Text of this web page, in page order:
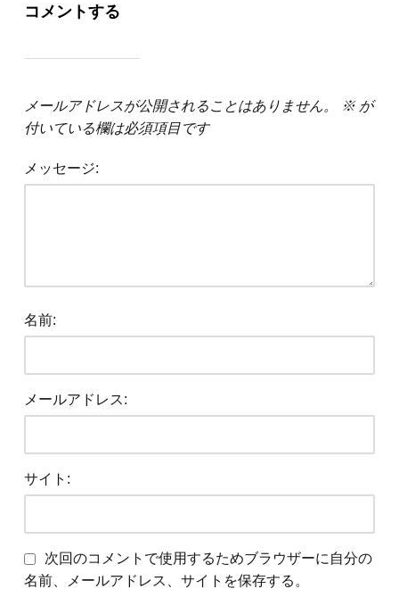
コメントする
メールアドレスが公開されることはありません。 ※ が
付いている欄は必須項目です
メッセージ:
名前:
メールアドレス:
サイト:
次回のコメントで使用するためブラウザーに自分の
名前、メールアドレス、サイトを保存する。